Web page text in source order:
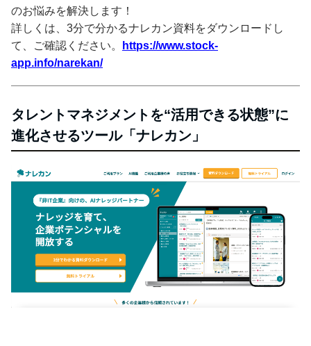
のお悩みを解決します！
詳しくは、3分で分かるナレカン資料をダウンロードし
て、ご確認ください。
https://www.stock-
app.info/narekan/
タレントマネジメントを“活用できる状態”に
進化させるツール「ナレカン」